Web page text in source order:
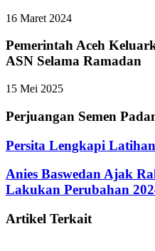
16 Maret 2024
Pemerintah Aceh
ASN Selama Ramadan
15 Mei 2025
Perjuangan Semen
Persita Lengkapi
Anies Baswedan Ajak
Lakukan Perubahan
Artikel Terkait